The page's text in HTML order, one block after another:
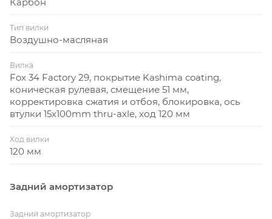
Тип вилки
Воздушно-масляная
Вилка
Fox 34 Factory 29, покрытие Kashima coating,
коническая рулевая, смещение 51 мм,
корректировка сжатия и отбоя, блокировка, ось
втулки 15x100mm thru-axle, ход 120 мм
Ход вилки
120 мм
Задний амортизатор
Задний амортизатор